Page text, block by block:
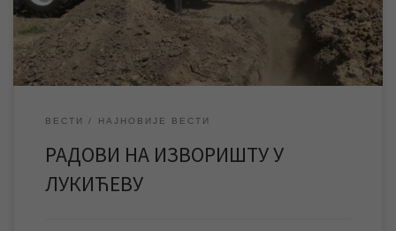
„Водовод и канализација“ Зрењанин ће у уторак 26.
септембра изводити планиране радове […]
ВЕСТИ НАЈНОВИЈЕ ВЕСТИ
РАДОВИ НА ИЗВОРИШТУ У
ЛУКИЋЕВУ